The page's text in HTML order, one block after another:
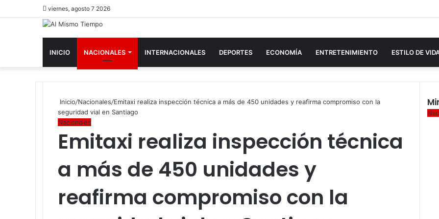
viernes, agosto 7 2026
INICIO NACIONALES INTERNACIONALES DEPORTES ECONOMÍA ENTRETENIMIENTO ESTILO DE
Inicio/Nacionales/Emitaxi realiza inspección técnica a más de 450 unidades y reafirma compromiso con la
seguridad vial en Santiago
Nacionales
Emitaxi realiza inspección técnica
a más de 450 unidades y
reafirma compromiso con la